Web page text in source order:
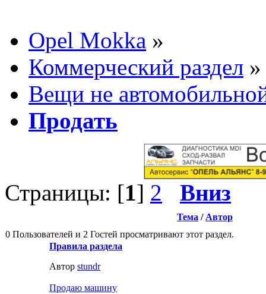
Opel Mokka »
Коммерческий раздел »
Вещи не
Продать
Страницы: [1] 2 Вниз
Тема / Автор
0 Пользователей и 2 Гостей просматривают этот раздел.
Правила раздела
Автор stundr
Продаю машину